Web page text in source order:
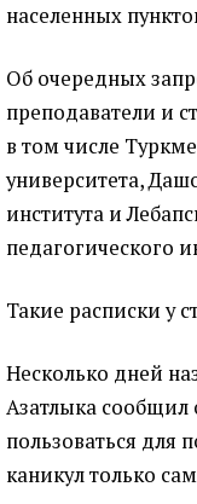
населенных
Об очередных
преподаватели и
в том числе
университета,
института и
педагогического
Такие расписки у
Несколько дней
Азатлыка сообщил
пользоваться для
каникул только